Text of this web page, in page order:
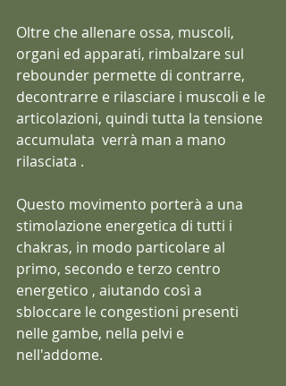
Oltre che allenare ossa, muscoli,
organi ed apparati, rimbalzare sul
rebounder permette di contrarre,
decontrarre e rilasciare i muscoli e le
articolazioni, quindi tutta la tensione
accumulata  verrà man a mano
rilasciata .
Questo movimento porterà a una
stimolazione energetica di tutti i
chakras, in modo particolare al
primo, secondo e terzo centro
energetico , aiutando così a
sbloccare le congestioni presenti
nelle gambe, nella pelvi e
nell'addome.